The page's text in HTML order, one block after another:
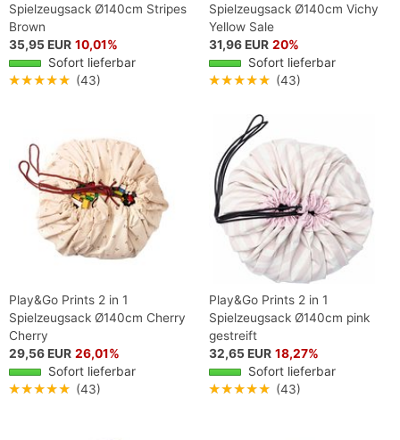
Spielzeugsack Ø140cm Stripes
Brown
35,95 EUR 10,01%
Sofort lieferbar
★★★★★ (43)
Spielzeugsack Ø140cm Vichy
Yellow Sale
31,96 EUR 20%
Sofort lieferbar
★★★★★ (43)
Play&Go Prints 2 in 1
Spielzeugsack Ø140cm Cherry
Cherry
29,56 EUR 26,01%
Sofort lieferbar
★★★★★ (43)
Play&Go Prints 2 in 1
Spielzeugsack Ø140cm pink
gestreift
32,65 EUR 18,27%
Sofort lieferbar
★★★★★ (43)